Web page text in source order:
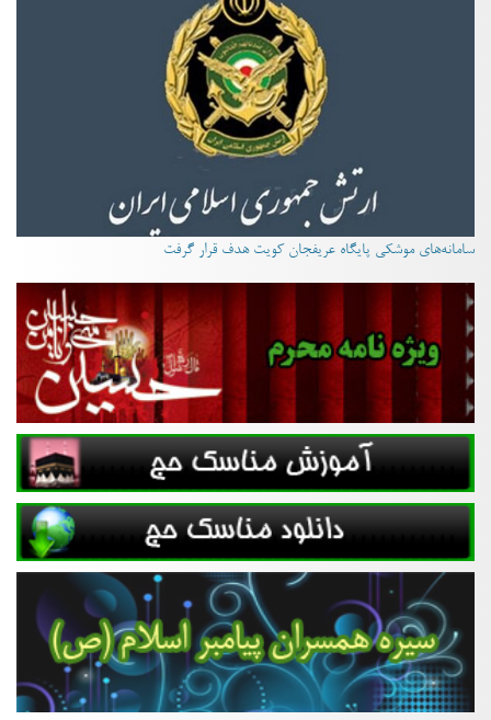
سامانه‌های موشکی پایگاه عریفجان کویت هدف قرار گرفت